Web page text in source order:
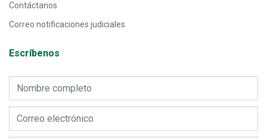
Contáctanos
Correo notificaciones judiciales
Escríbenos